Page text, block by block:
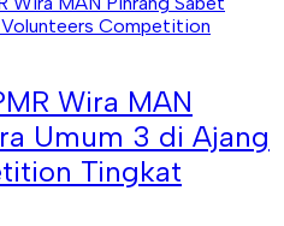
Wira MAN
Umum 3 di Ajang
Tingkat